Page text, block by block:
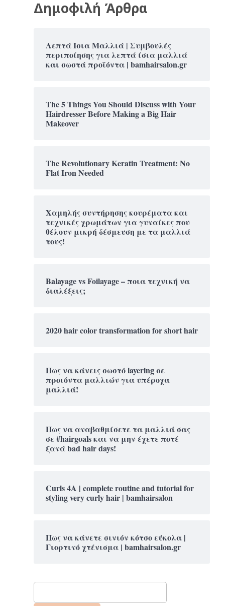
Δημοφιλή Άρθρα
Λεπτά Ίσια Μαλλιά | Συμβουλές
περιποίησης για λεπτά ίσια μαλλιά
και σωστά προϊόντα | bamhairsalon.gr
The 5 Things You Should Discuss with Your
Hairdresser Before Making a Big Hair
Makeover
The Revolutionary Keratin Treatment: No
Flat Iron Needed
Χαμηλής συντήρησης κουρέματα και
τεχνικές χρωμάτων για γυναίκες που
θέλουν μικρή δέσμευση με τα μαλλιά
τους!
Balayage vs Foilayage – ποια τεχνική να
διαλέξεις;
2020 hair color transformation for short hair
Πως να κάνεις σωστό layering σε
προιόντα μαλλιών για υπέροχα
μαλλιά!
Πως να αναβαθμίσετε τα μαλλιά σας
σε #hairgoals και να μην έχετε ποτέ
ξανά bad hair days!
Curls 4A | complete routine and tutorial for
styling very curly hair | bamhairsalon
Πως να κάνετε σινιόν κότσο εύκολα |
Γιορτινό χτένισμα | bamhairsalon.gr